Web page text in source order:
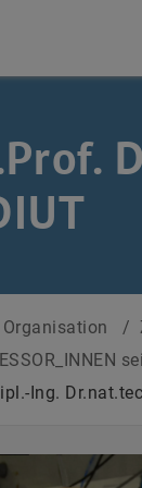
Organisation /
Ing.